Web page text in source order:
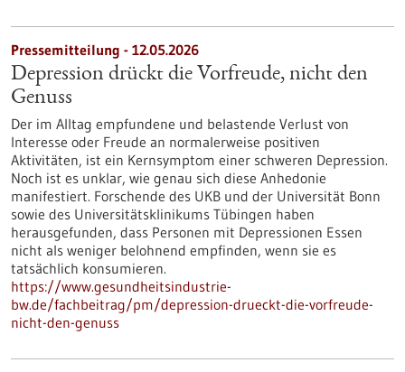
Pressemitteilung - 12.05.2026
Depression drückt die Vorfreude, nicht den
Genuss
Der im Alltag empfundene und belastende Verlust von
Interesse oder Freude an normalerweise positiven
Aktivitäten, ist ein Kernsymptom einer schweren Depression.
Noch ist es unklar, wie genau sich diese Anhedonie
manifestiert. Forschende des UKB und der Universität Bonn
sowie des Universitätsklinikums Tübingen haben
herausgefunden, dass Personen mit Depressionen Essen
nicht als weniger belohnend empfinden, wenn sie es
tatsächlich konsumieren.
https://www.gesundheitsindustrie-
bw.de/fachbeitrag/pm/depression-drueckt-die-vorfreude-
nicht-den-genuss